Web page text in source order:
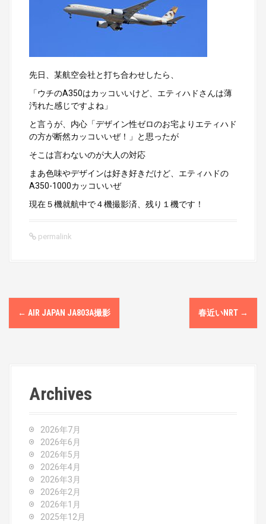
先日、某航空会社と打ち合わせしたら、
「ウチのA350はカッコいいけど、エティハドさんは薄
汚れた感じですよね」
と言うが、内心「デザイン性ゼロのお宅よりエティハド
の方が断然カッコいいぜ！」と思ったが
そこは言わないのが大人の対応
まあ色味やデザインは好き好きだけど、エティハドの
A350-1000カッコいいぜ
現在５機就航中で４機撮影済、残り１機です！
permalink
P
o
← AIR JAPAN JA803A撮影 春近いNRT →
Archives
2026年7月
2026年6月
2026年5月
2026年4月
2026年3月
2026年2月
2026年1月
2025年12月